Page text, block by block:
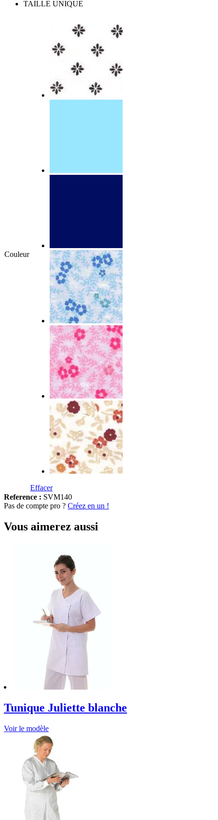
TAILLE UNIQUE
Couleur
Effacer
Reference : SVM140
Pas de compte pro ? Créez en un !
Vous aimerez aussi
Tunique Juliette blanche
Voir le modèle